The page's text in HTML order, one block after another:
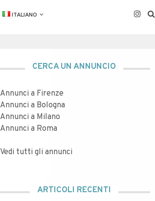
ITALIANO
CERCA UN ANNUNCIO
Annunci a Firenze
Annunci a Bologna
Annunci a Milano
Annunci a Roma
Vedi tutti gli annunci
ARTICOLI RECENTI